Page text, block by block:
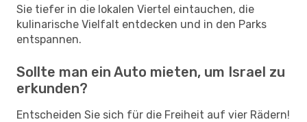
Sie tiefer in die lokalen Viertel eintauchen, die
kulinarische Vielfalt entdecken und in den Parks
entspannen.
Sollte man ein Auto mieten, um Israel zu
erkunden?
Entscheiden Sie sich für die Freiheit auf vier Rädern!